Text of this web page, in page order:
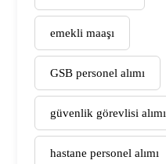
emekli maaşı
GSB personel alımı
güvenlik görevlisi alımı
hastane personel alımı